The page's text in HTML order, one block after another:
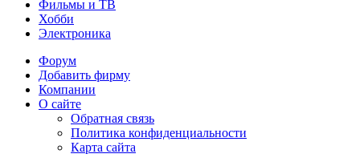
Фильмы и ТВ
Хобби
Электроника
Форум
Добавить фирму
Компании
О сайте
Обратная связь
Политика конфиденциальности
Карта сайта